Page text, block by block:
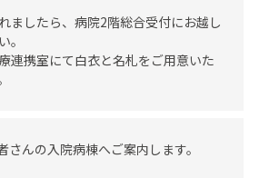
ましたら、病院2階総合受付にお越し
。
連携室にて白衣と名札をご用意いた
さんの入院病棟へご案内します。